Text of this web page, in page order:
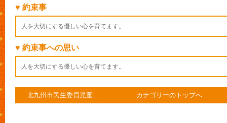
♥ 約束事
人を大切にする優しい心を育てます。
♥ 約束事への思い
人を大切にする優しい心を育てます。
北九州市民生委員児童... カテゴリーのトップへ